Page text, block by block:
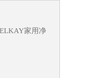
家用净